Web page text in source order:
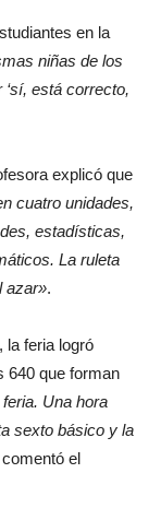
en la
niñas de los
está correcto,
explicó que
cuatro unidades,
estadísticas,
La ruleta
azar».
la feria logró
640 que forman
Una hora
sexto básico y la
comentó el